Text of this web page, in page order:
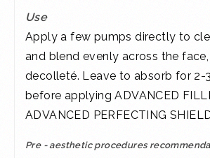
Use
Apply a few pumps directly to
and blend evenly across the
decolleté. Leave to absorb for 2-
before applying ADVANCED
ADVANCED PERFECTING
Pre - aesthetic procedures